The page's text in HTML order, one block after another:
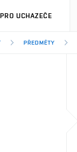
PRO UCHAZEČE
PŘEDMĚTY